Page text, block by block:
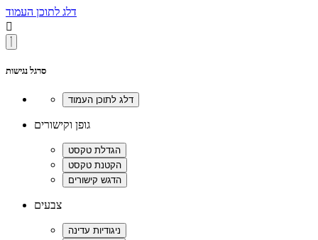
דלג לתוכן העמוד

סרגל נגישות
גופן וקישורים
צבעים